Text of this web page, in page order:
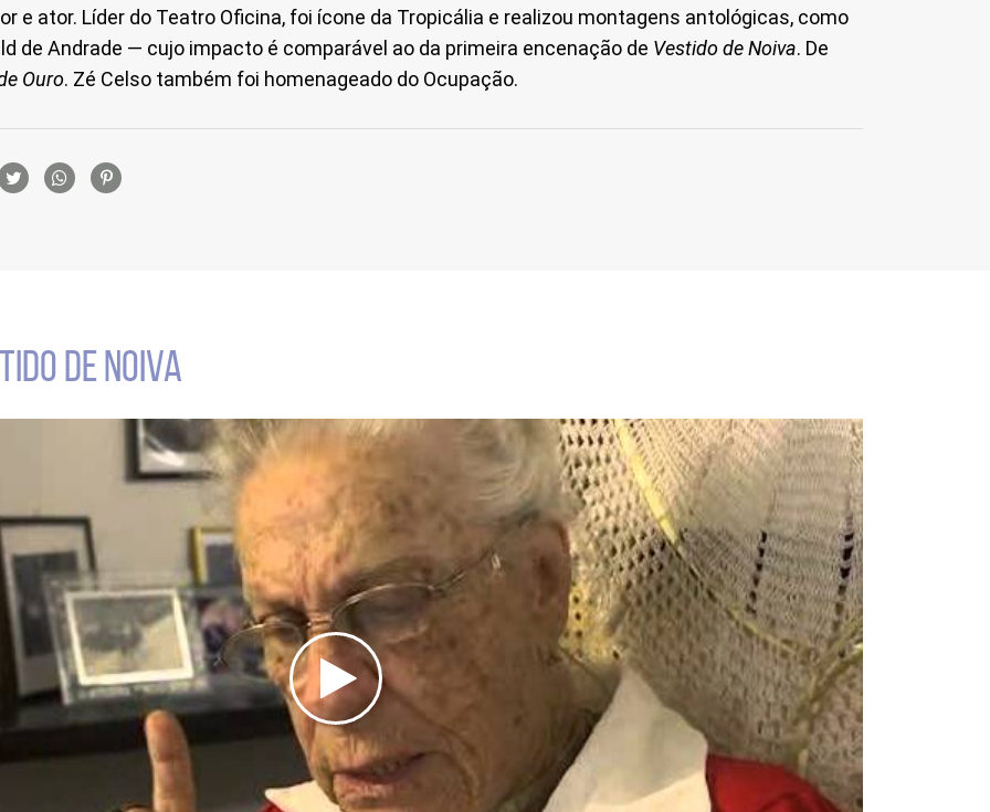
e ator. Líder do Teatro Oficina, foi ícone da Tropicália e realizou montagens antológicas, como
de Andrade — cujo impacto é comparável ao da primeira encenação de Vestido de Noiva. De
Ouro. Zé Celso também foi homenageado do Ocupação.
DE NOIVA